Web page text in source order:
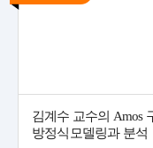
김계수 교수의 Amos
방정식모델링과 분석